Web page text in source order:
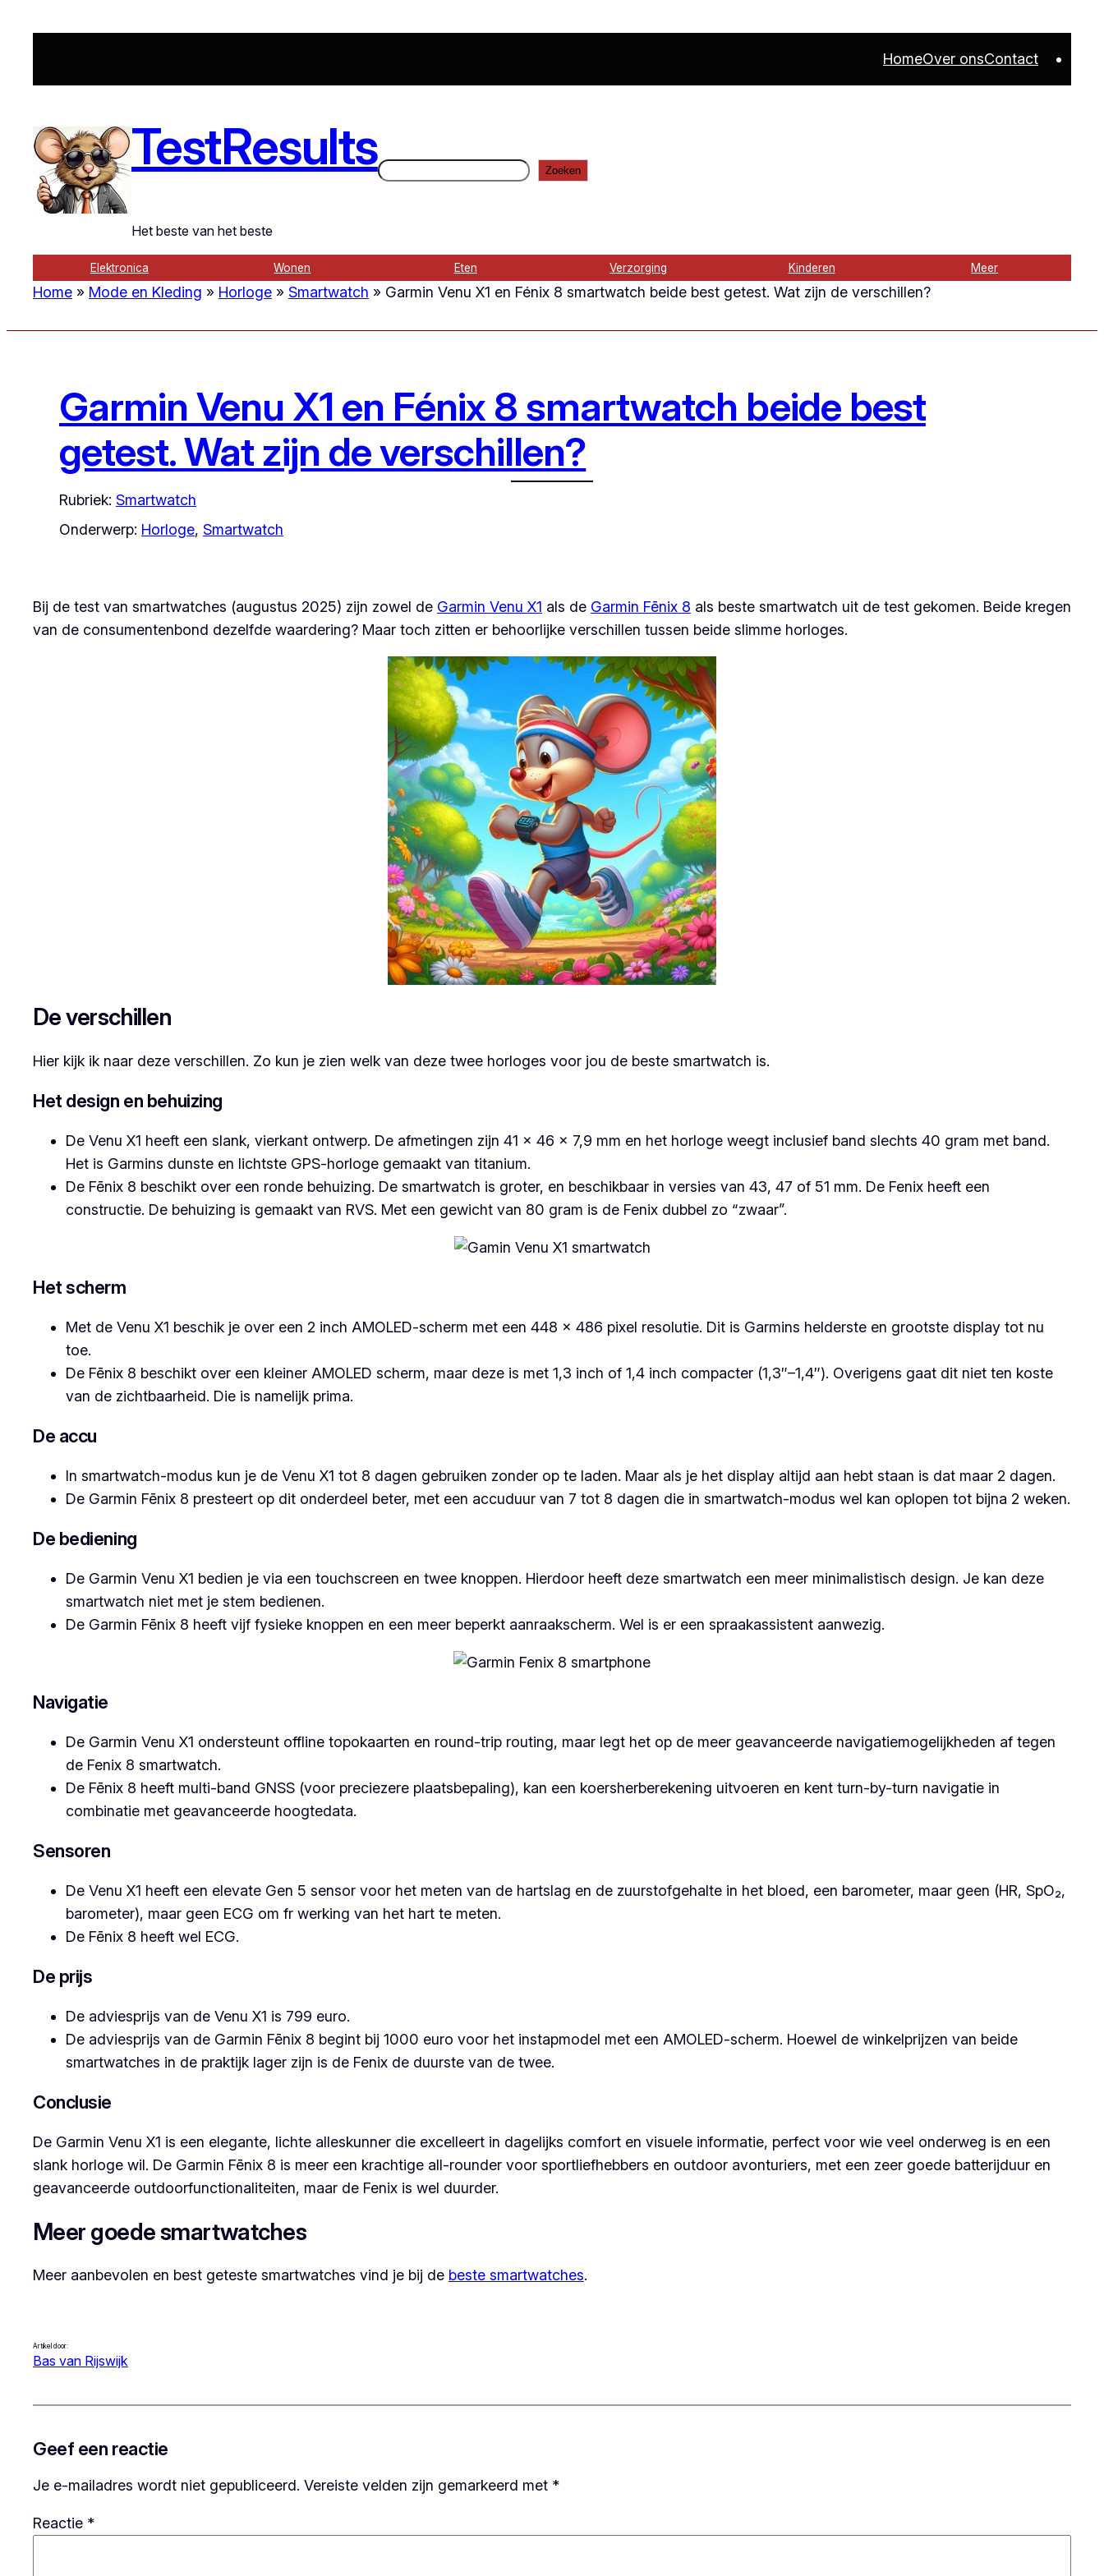
inhoud
HomeOver onsContact
TestResults
Het beste van het beste
Zoeken Zoeken
Elektronica Wonen Eten Verzorging Kinderen Meer
Home » Mode en Kleding » Horloge » Smartwatch » Garmin Venu X1 en Fénix 8 smartwatch beide best getest. Wat zijn de verschillen?
Garmin Venu X1 en Fénix 8 smartwatch beide best
getest. Wat zijn de verschillen?
Rubriek: Smartwatch
Onderwerp: Horloge, Smartwatch
Bij de test van smartwatches (augustus 2025) zijn zowel de Garmin Venu X1 als de Garmin Fēnix 8 als beste smartwatch uit de test gekomen. Beide kregen
van de consumentenbond dezelfde waardering? Maar toch zitten er behoorlijke verschillen tussen beide slimme horloges.
De verschillen
Hier kijk ik naar deze verschillen. Zo kun je zien welk van deze twee horloges voor jou de beste smartwatch is.
Het design en behuizing
De Venu X1 heeft een slank, vierkant ontwerp. De afmetingen zijn 41 × 46 × 7,9 mm en het horloge weegt inclusief band slechts 40 gram met band.
Het is Garmins dunste en lichtste GPS-horloge gemaakt van titanium.
De Fēnix 8 beschikt over een ronde behuizing. De smartwatch is groter, en beschikbaar in versies van 43, 47 of 51 mm. De Fenix heeft een
constructie. De behuizing is gemaakt van RVS. Met een gewicht van 80 gram is de Fenix dubbel zo “zwaar”.
Het scherm
Met de Venu X1 beschik je over een 2 inch AMOLED-scherm met een 448 × 486 pixel resolutie. Dit is Garmins helderste en grootste display tot nu
toe.
De Fēnix 8 beschikt over een kleiner AMOLED scherm, maar deze is met 1,3 inch of 1,4 inch compacter (1,3″–1,4″). Overigens gaat dit niet ten koste
van de zichtbaarheid. Die is namelijk prima.
De accu
In smartwatch-modus kun je de Venu X1 tot 8 dagen gebruiken zonder op te laden. Maar als je het display altijd aan hebt staan is dat maar 2 dagen.
De Garmin Fēnix 8 presteert op dit onderdeel beter, met een accuduur van 7 tot 8 dagen die in smartwatch-modus wel kan oplopen tot bijna 2 weken.
De bediening
De Garmin Venu X1 bedien je via een touchscreen en twee knoppen. Hierdoor heeft deze smartwatch een meer minimalistisch design. Je kan deze
smartwatch niet met je stem bedienen.
De Garmin Fēnix 8 heeft vijf fysieke knoppen en een meer beperkt aanraakscherm. Wel is er een spraakassistent aanwezig.
Navigatie
De Garmin Venu X1 ondersteunt offline topokaarten en round-trip routing, maar legt het op de meer geavanceerde navigatiemogelijkheden af tegen
de Fenix 8 smartwatch.
De Fēnix 8 heeft multi-band GNSS (voor preciezere plaatsbepaling), kan een koersherberekening uitvoeren en kent turn-by-turn navigatie in
combinatie met geavanceerde hoogtedata.
Sensoren
De Venu X1 heeft een elevate Gen 5 sensor voor het meten van de hartslag en de zuurstofgehalte in het bloed, een barometer, maar geen (HR, SpO₂,
barometer), maar geen ECG om fr werking van het hart te meten.
De Fēnix 8 heeft wel ECG.
De prijs
De adviesprijs van de Venu X1 is 799 euro.
De adviesprijs van de Garmin Fēnix 8 begint bij 1000 euro voor het instapmodel met een AMOLED-scherm. Hoewel de winkelprijzen van beide
smartwatches in de praktijk lager zijn is de Fenix de duurste van de twee.
Conclusie
De Garmin Venu X1 is een elegante, lichte alleskunner die excelleert in dagelijks comfort en visuele informatie, perfect voor wie veel onderweg is en een
slank horloge wil. De Garmin Fēnix 8 is meer een krachtige all-rounder voor sportliefhebbers en outdoor avonturiers, met een zeer goede batterijduur en
geavanceerde outdoorfunctionaliteiten, maar de Fenix is wel duurder.
Meer goede smartwatches
Meer aanbevolen en best geteste smartwatches vind je bij de beste smartwatches.
Artikel door:
Bas van Rijswijk
Geef een reactie
Je e-mailadres wordt niet gepubliceerd. Vereiste velden zijn gemarkeerd met *
Reactie *